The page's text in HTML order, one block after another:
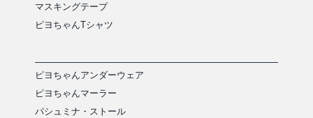
マスキングテープ
ピヨちゃんTシャツ
ピヨちゃんアンダーウェア
ピヨちゃんマーラー
パシュミナ・ストール